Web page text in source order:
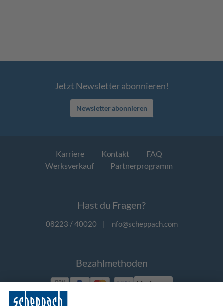
Jetzt Newsletter abonnieren!
Newsletter abonnieren
Karriere Kontakt
FAQ
Werksverkauf
Partnerprogramm
Hast du Fragen?
08223 / 40020 | info@scheppach.com
Bezahlmethoden
Vorkasse